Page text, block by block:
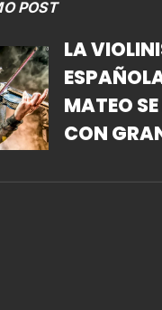
POST
LA
MATEO
CON
ANUNCIA